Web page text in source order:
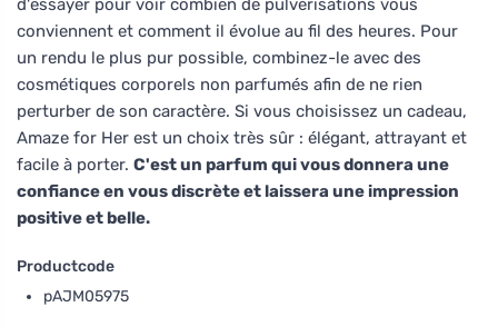
conviennent et comment il évolue au fil des heures. Pour
un rendu le plus pur possible, combinez-le avec des
cosmétiques corporels non parfumés afin de ne rien
perturber de son caractère. Si vous choisissez un cadeau,
Amaze for Her est un choix très sûr : élégant, attrayant et
facile à porter. C'est un parfum qui vous donnera une
confiance en vous discrète et laissera une impression
positive et belle.
Productcode
pAJM05975